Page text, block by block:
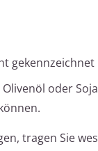
gekennzeichnet
oder
tragen Sie